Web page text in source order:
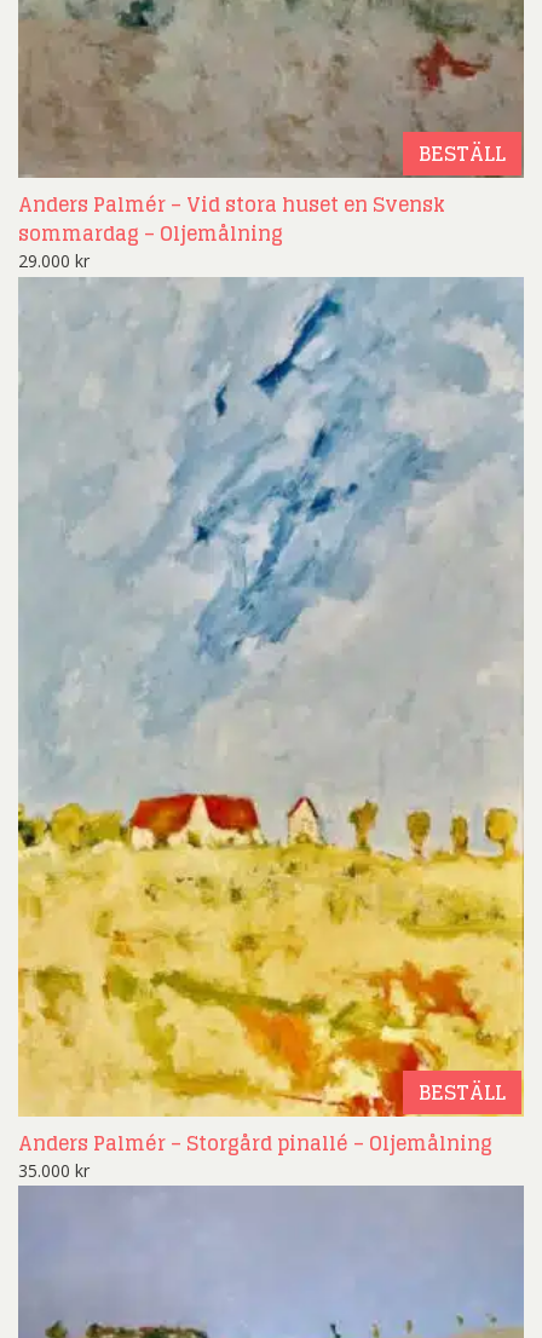
BESTÄLL
Anders Palmér – Vid stora huset en Svensk
sommardag – Oljemålning
29.000 kr
BESTÄLL
Anders Palmér – Storgård pinallé – Oljemålning
35.000 kr